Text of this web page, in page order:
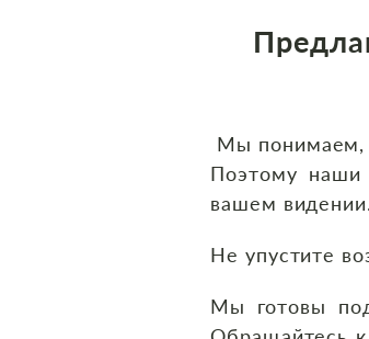
Мы понимаем,
Поэтому наши
вашем видении.
Не упустите
Мы готовы